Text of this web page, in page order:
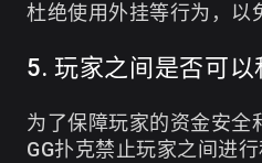
杜绝使用外挂等行为，以
5. 玩家之间是否可以
为了保障玩家的资金安全
GG扑克禁止玩家之间进行